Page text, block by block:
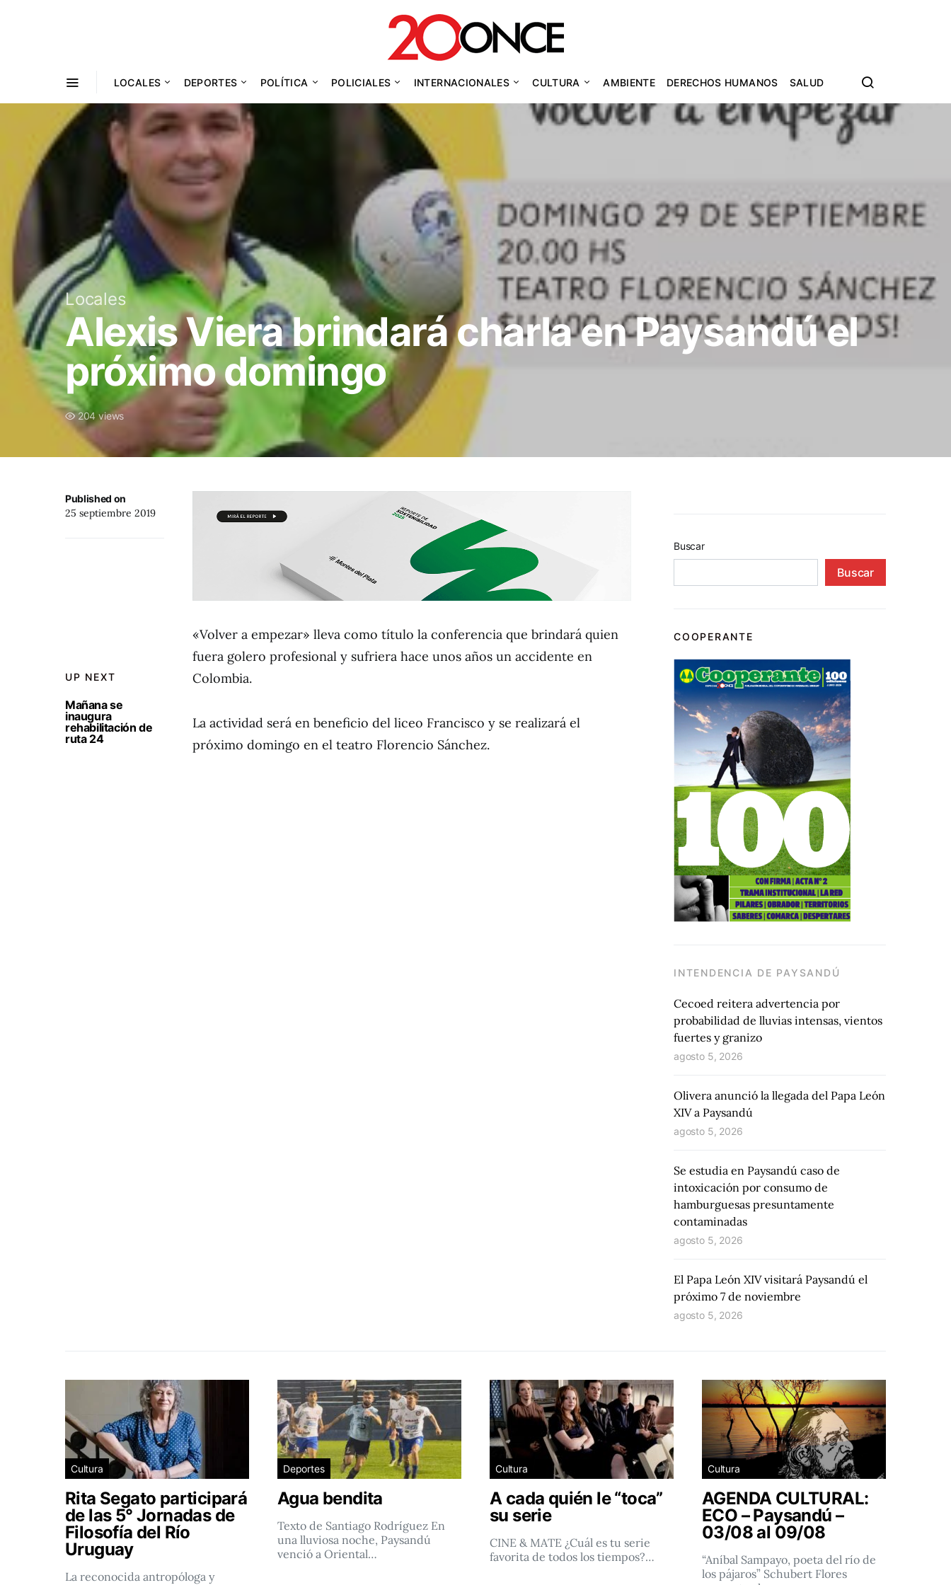
LOCALES DEPORTES POLÍTICA POLICIALES INTERNACIONALES CULTURA AMBIENTE DERECHOS HUMANOS SALUD
COOPERATIVISMO JUDICIALES
Locales
Alexis Viera brindará charla en Paysandú el
próximo domingo
204 views
UP NEXT
Mañana se
inaugura
rehabilitación de
ruta 24
Published on
25 septiembre 2019
«Volver a empezar» lleva como título la conferencia que brindará quien
fuera golero profesional y sufriera hace unos años un accidente en
Colombia.
La actividad será en beneficio del liceo Francisco y se realizará el
próximo domingo en el teatro Florencio Sánchez.
Buscar
Buscar
COOPERANTE
INTENDENCIA DE PAYSANDÚ
Cecoed reitera advertencia por
probabilidad de lluvias intensas, vientos
fuertes y granizo
agosto 5, 2026
Olivera anunció la llegada del Papa León
XIV a Paysandú
agosto 5, 2026
Se estudia en Paysandú caso de
intoxicación por consumo de
hamburguesas presuntamente
contaminadas
agosto 5, 2026
El Papa León XIV visitará Paysandú el
próximo 7 de noviembre
agosto 5, 2026
Cultura
Rita Segato participará
de las 5° Jornadas de
Filosofía del Río
Uruguay
La reconocida antropóloga y
Deportes
Agua bendita
Texto de Santiago Rodríguez En
una lluviosa noche, Paysandú
venció a Oriental…
Cultura
A cada quién le “toca”
su serie
CINE & MATE ¿Cuál es tu serie
favorita de todos los tiempos?…
Cultura
AGENDA CULTURAL:
ECO – Paysandú –
03/08 al 09/08
“Aníbal Sampayo, poeta del río de
los pájaros” Schubert Flores